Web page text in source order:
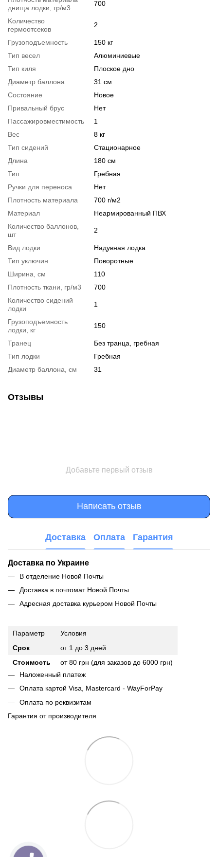
днища лодки, гр/м3
700
Kоличество
гермоотсеков
2
Грузоподъемность
150 кг
Тип весел
Алюминиевые
Тип киля
Плоское дно
Диаметр баллона
31 см
Состояние
Новое
Привальный брус
Нет
Пассажировместимость
1
Вес
8 кг
Тип сидений
Стационарное
Длина
180 см
Тип
Гребная
Ручки для переноса
Нет
Плотность материала
700 г/м2
Материал
Неармированный ПВХ
Количество баллонов,
шт
2
Вид лодки
Надувная лодка
Тип уключин
Поворотные
Ширина, см
110
Плотность ткани, гр/м3
700
Количество сидений
лодки
1
Грузоподъемность
лодки, кг
150
Транец
Без транца, гребная
Тип лодки
Гребная
Диаметр баллона, см
31
Отзывы
Добавьте первый отзыв
Написать отзыв
Доставка Оплата Гарантия
Доставка по Украине
В отделение Новой Почты
Доставка в почтомат Новой Почты
Адресная доставка курьером Новой Почты
Параметр
Условия
Срок
от 1 до 3 дней
Стоимость
от 80 грн (для заказов до 6000 грн)
Наложенный платеж
Оплата картой Visa, Mastercard - WayForPay
Оплата по реквизитам
Гарантия от производителя